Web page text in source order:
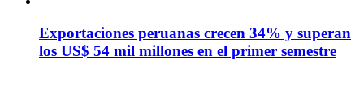
Exportaciones peruanas crecen 34% y superan
los US$ 54 mil millones en el primer semestre